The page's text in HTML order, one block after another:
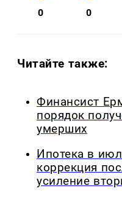
0 0
Читайте также:
Финансист
порядок
умерших
Ипотека в
коррекция
усиление